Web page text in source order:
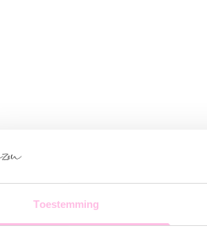
Toestemming